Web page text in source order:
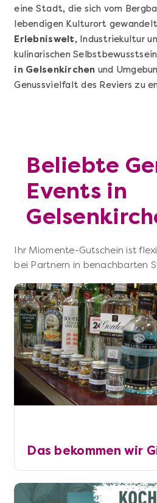
eine Stadt, die sich vom
lebendigen Kulturort
Erlebniswelt, Industriekultur
kulinarischen
in Gelsenkirchen und
Genussvielfalt des Reviers zu
Beliebte
Events in
Ihr Miomente-Gutschein ist
bei Partnern in benachbarten
Das bekommen wir